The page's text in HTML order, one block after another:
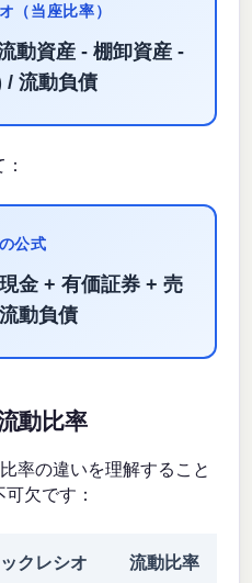
（当座比率）
動資産 - 棚卸資産 -
/ 流動負債
公式
金 + 有価証券 + 売
動負債
動比率
率の違いを理解すること
欠です：
クレシオ 流動比率